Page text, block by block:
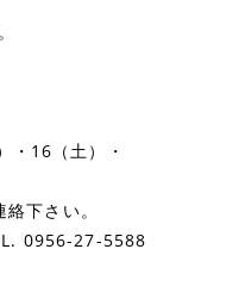
・16（土）・
下さい。
0956-27-5588